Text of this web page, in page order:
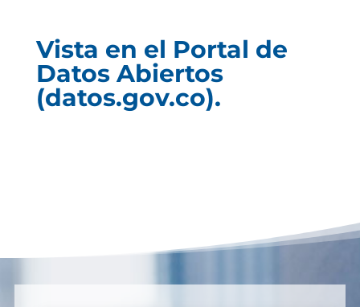
Vista en el Portal de
Datos Abiertos
(datos.gov.co).